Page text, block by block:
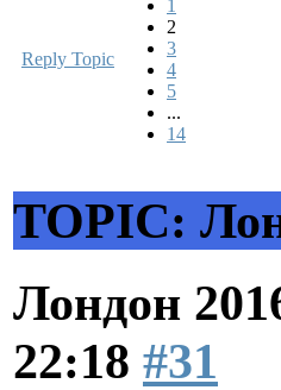
Reply Topic
1
2
3
4
5
...
14
TOPIC:
Лондон
22:18 #31